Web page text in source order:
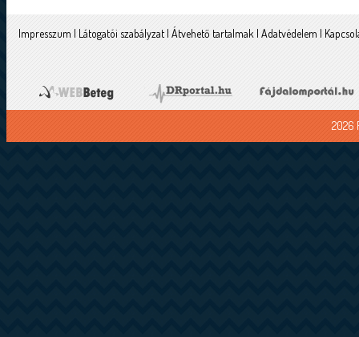
Impresszum | Látogatói szabályzat | Átvehető tartalmak | Adatvédelem |
2026